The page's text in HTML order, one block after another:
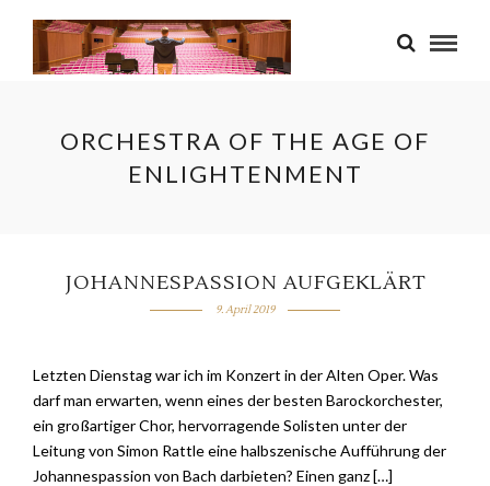
ORCHESTRA OF THE AGE OF
ENLIGHTENMENT
JOHANNESPASSION AUFGEKLÄRT
9. April 2019
Letzten Dienstag war ich im Konzert in der Alten Oper. Was
darf man erwarten, wenn eines der besten Barockorchester,
ein großartiger Chor, hervorragende Solisten unter der
Leitung von Simon Rattle eine halbszenische Aufführung der
Johannespassion von Bach darbieten? Einen ganz […]